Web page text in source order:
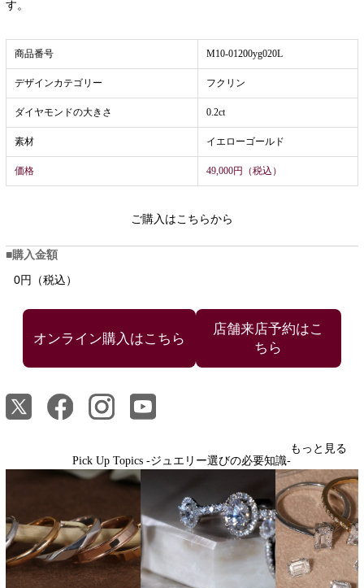
す。
商品番号 M10-01200yg020L
デザインカテゴリー フクリン
ダイヤモンドの大きさ 0.2ct
素材 イエローゴールド
価格 49,000円（税込）
ご購入はこちらから
購入金額
0円（税込）
店舗来店予約はこ
ちら
Pick Up Topics -ジュエリー選びの必要知識-
もっと見る